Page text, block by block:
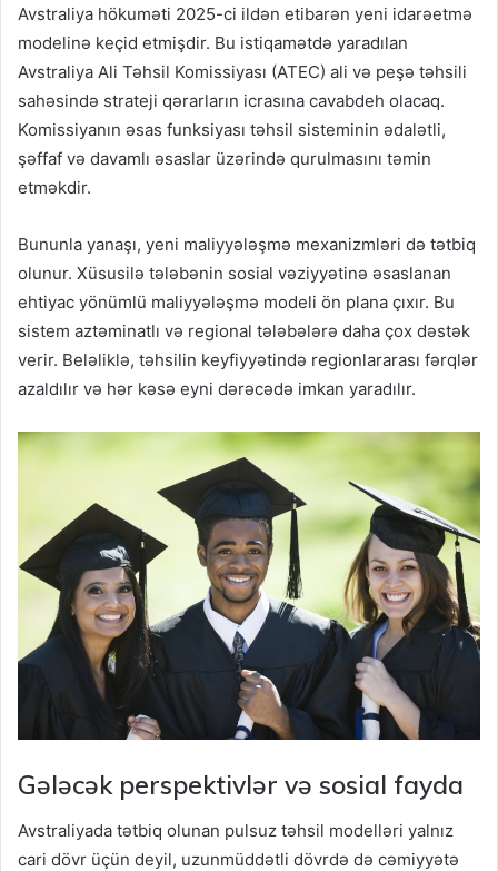
Avstraliya hökuməti 2025-ci ildən etibarən yeni idarəetmə
modelinə keçid etmişdir. Bu istiqamətdə yaradılan
Avstraliya Ali Təhsil Komissiyası (ATEC) ali və peşə təhsili
sahəsində strateji qərarların icrasına cavabdeh olacaq.
Komissiyanın əsas funksiyası təhsil sisteminin ədalətli,
şəffaf və davamlı əsaslar üzərində qurulmasını təmin
etməkdir.
Bununla yanaşı, yeni maliyyələşmə mexanizmləri də tətbiq
olunur. Xüsusilə tələbənin sosial vəziyyətinə əsaslanan
ehtiyac yönümlü maliyyələşmə modeli ön plana çıxır. Bu
sistem aztəminatlı və regional tələbələrə daha çox dəstək
verir. Beləliklə, təhsilin keyfiyyətində regionlararası fərqlər
azaldılır və hər kəsə eyni dərəcədə imkan yaradılır.
Gələcək perspektivlər və sosial fayda
Avstraliyada tətbiq olunan pulsuz təhsil modelləri yalnız
cari dövr üçün deyil, uzunmüddətli dövrdə də cəmiyyətə